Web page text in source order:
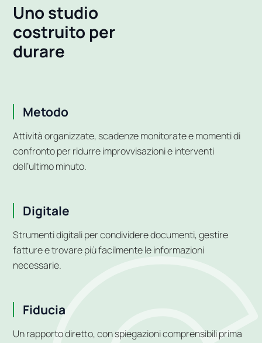
Uno studio
costruito per
durare
Metodo
Attività organizzate, scadenze monitorate e momenti di
confronto per ridurre improvvisazioni e interventi
dell’ultimo minuto.
Digitale
Strumenti digitali per condividere documenti, gestire
fatture e trovare più facilmente le informazioni
necessarie.
Fiducia
Un rapporto diretto, con spiegazioni comprensibili prima